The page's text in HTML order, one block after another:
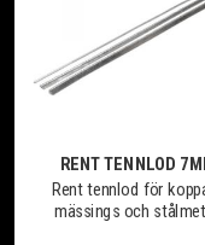
RENT TENNLOD
Rent tennlod för
mässings och